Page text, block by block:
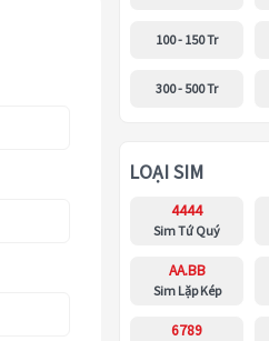
100 - 150 Tr
300 - 500 Tr
LOẠI SIM
4444
Sim Tứ Quý
AA.BB
Sim Lặp Kép
6789